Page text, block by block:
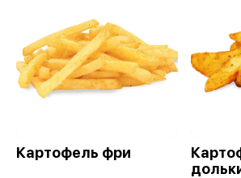
Картофель фри